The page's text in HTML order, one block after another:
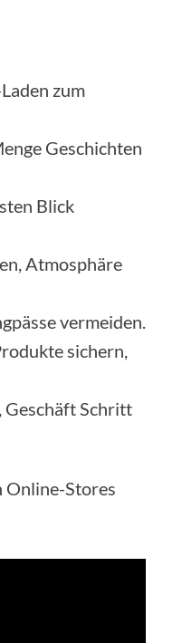
zum
Geschichten
Blick
Atmosphäre
vermeiden.
sichern,
Geschäft Schritt
Online-Stores